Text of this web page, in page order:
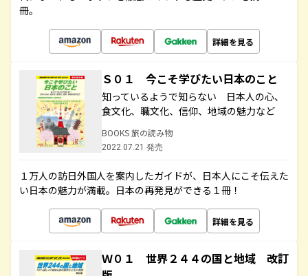
冊。
詳細を見る
Ｓ０１ 今こそ学びたい日本のこと
知っているようで知らない 日本人の心、
食文化、職文化、信仰、地域の魅力など
BOOKS 旅の読み物
2022.07.21 発売
１万人の訪日外国人を案内したガイドが、日本人にこそ伝えた
い日本の魅力が満載。日本の再発見ができる１冊！
詳細を見る
Ｗ０１ 世界２４４の国と地域 改訂